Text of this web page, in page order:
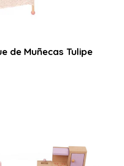
de Muñecas Tulipe